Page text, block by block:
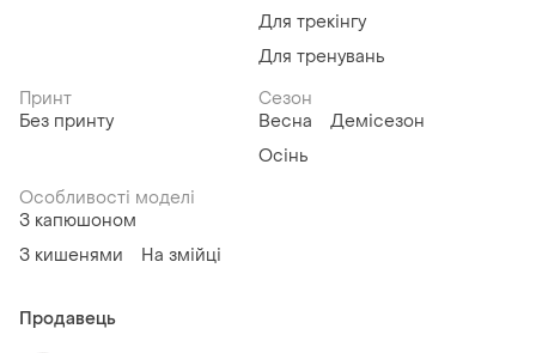
Для трекінгу
Для тренувань
Принт
Без принту
Сезон
Весна
Демісезон
Осінь
Особливості моделі
З капюшоном
З кишенями
На змійці
Продавець